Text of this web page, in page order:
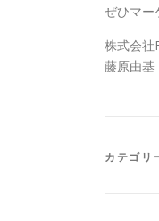
ぜひマー
株式会社
藤原由基
カテゴリ